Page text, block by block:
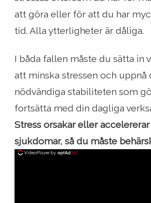
att göra eller för att du har
tid. Alla ytterligheter är dåliga.
I båda fallen måste du sätta in
att minska stressen och uppnå
nödvändiga stabiliteten som
fortsätta med din dagliga
Stress orsakar eller
sjukdomar, så du måste